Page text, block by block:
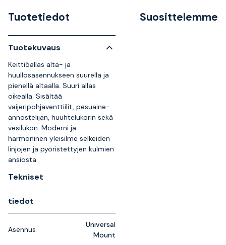
Tuotetiedot
Tuotekuvaus
Keittiöallas alta- ja
huullosasennukseen suurella ja
pienellä altaalla. Suuri allas
oikealla. Sisältää
vaijeripohjaventtiilit, pesuaine-
annostelijan, huuhtelukorin sekä
vesilukon. Moderni ja
harmoninen yleisilme selkeiden
linjojen ja pyöristettyjen kulmien
ansiosta.
Tekniset
tiedot
Asennus
Universal
Mount
Suosittelemme